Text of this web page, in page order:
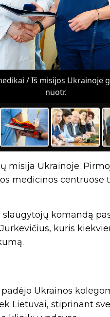
/ Iš misijos Ukrainoje
nuotr.
misija Ukrainoje.
medicinos centruose
komandą
kuris
Ukrainos
Lietuvai, stiprinant